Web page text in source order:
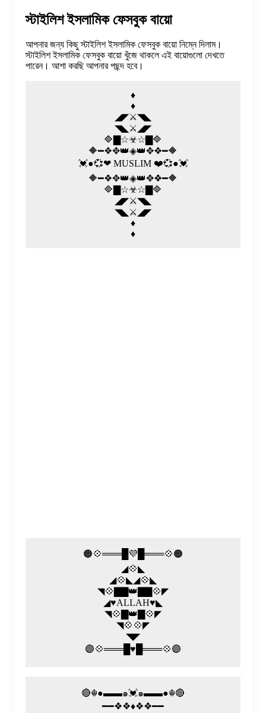
স্টাইলিশ ইসলামিক ফেসবুক বায়ো
আপনার জন্য কিছু স্টাইলিশ ইসলামিক ফেসবুক বায়ো নিম্নে দিলাম।
স্টাইলিশ ইসলামিক ফেসবুক বায়ো খুঁজে থাকলে এই বায়োগুলো দেখতে
পারেন। আশা করছি আপনার পছন্দ হবে।
♦️
♦️
◢◤⚔️◥◣
◥◣⚔️◢◤
🔷▇☆☣☆▇🔷
🔶━❖✥👑◈👑✥❖━🔶
💓●💞❤ MUSLIM ❤️💞●💓
🔶━❖✥👑◈👑✥❖━🔶
🔷▇☆☣☆▇🔷
◢◤⚔️◥◣
◥◣⚔️◢◤
♦️
♦️
🟠💠═══█💜█═══💠🟠
◢💠◣
◢💠◣◢💠◣
◥💠▇▇👑▇▇💠◤
◢♥️ALLAH♥️◣
◥💠▇👑▇💠◤
◥💠💠◤
◥◤
🟣💠═══█♥️█═══💠🟣
🔴☬●▬▬๑💓๑▬▬●☬🔴
━━❖❖♦️❖❖━━